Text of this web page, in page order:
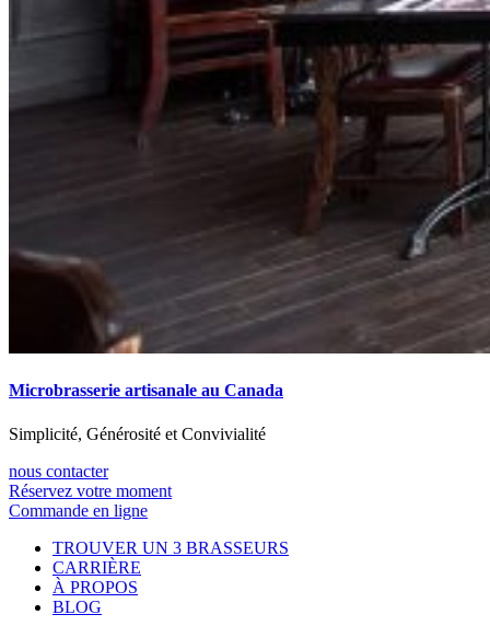
Microbrasserie artisanale au Canada
Simplicité, Générosité et Convivialité
nous contacter
Réservez votre moment
Commande en ligne
TROUVER UN 3 BRASSEURS
CARRIÈRE
À PROPOS
BLOG